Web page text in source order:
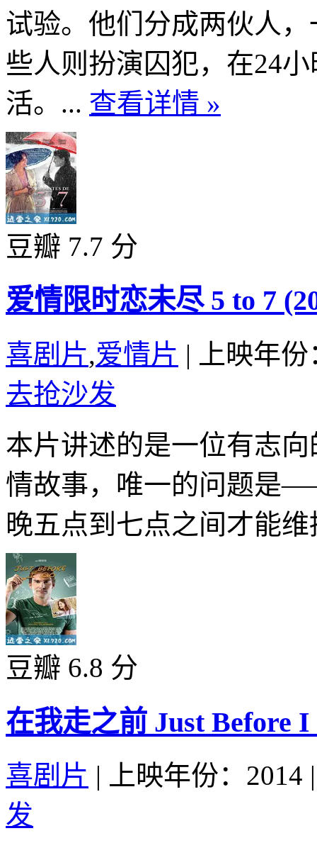
试验。他们分成两伙人
些人则扮演囚犯，在24
活。... 查看详情 »
豆瓣 7.7 分
爱情限时恋未尽 5 to 7
喜剧片,爱情片 |
上映年
去抢沙发
本片讲述的是一位有志
情故事，唯一的问题是
晚五点到七点之间才能
豆瓣 6.8 分
在我走之前 Just Before I
喜剧片 | 上映年份：2014 |
发